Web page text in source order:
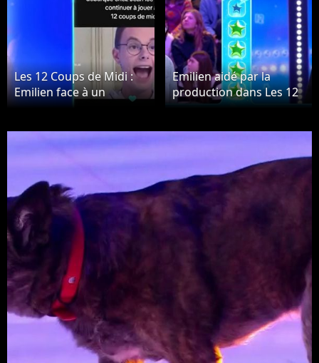
Les 12 Coups de Midi :
Emilien face à un
montage vidéo douteux
Emilien aidé par la
production dans Les 12
Coups de Midi ?